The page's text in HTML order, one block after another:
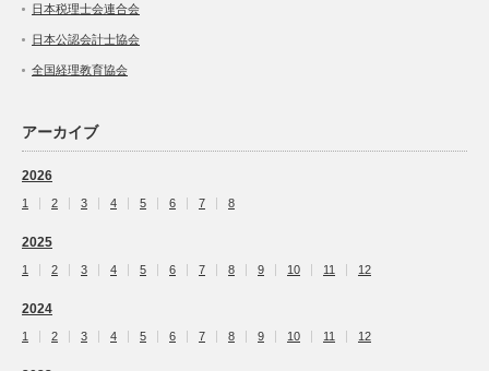
日本税理士会連合会
日本公認会計士協会
全国経理教育協会
アーカイブ
2026
1 2 3 4 5 6 7 8
2025
1 2 3 4 5 6 7 8 9 10 11 12
2024
1 2 3 4 5 6 7 8 9 10 11 12